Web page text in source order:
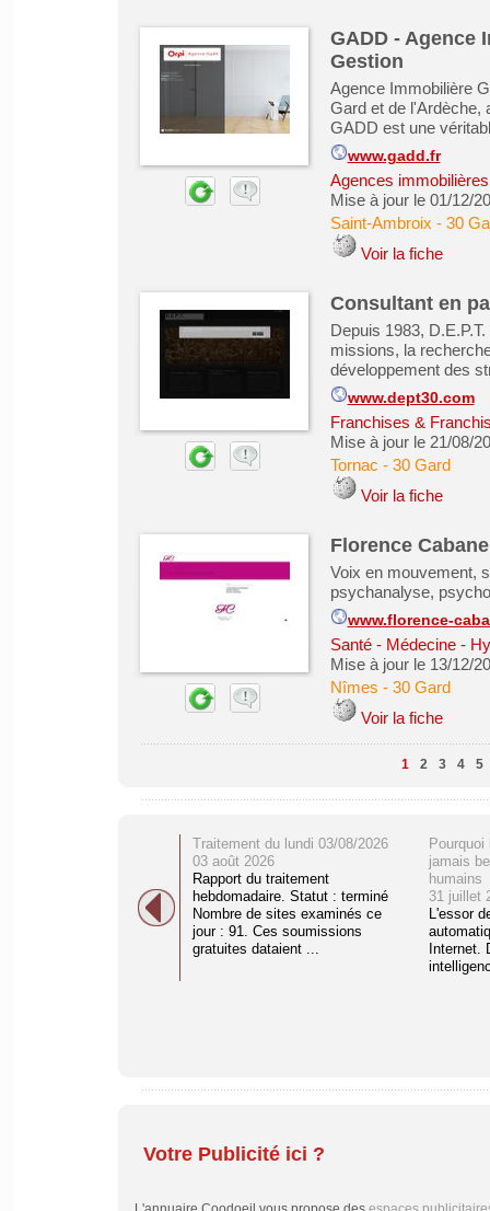
GADD - Agence
Gestion
Agence Immobilière
Gard et de l'Ardèche,
GADD est une
www.gadd.fr
Agences
Mise à jour le 01/12/
Saint-Ambroix - 30
Voir la fiche
Consultant en
Depuis 1983,
missions, la
développement des
www.dept30.com
Franchises &
Mise à jour le 21/08/
Tornac - 30 Gard
Voir la fiche
Florence Cabane
Voix en mouvement,
psychanalyse,
www.florence-
Santé - Médecine -
Mise à jour le 13/12/
Nîmes - 30 Gard
Voir la fiche
1 2 3 4 5
Traitement du lundi 03/08/2026
03 août 2026
Rapport du traitement
hebdomadaire. Statut : terminé
Nombre de sites examinés ce
jour : 91. Ces soumissions
gratuites dataient ...
jamais
humains
31 juillet
L'essor
Internet.
Votre Publicité ici ?